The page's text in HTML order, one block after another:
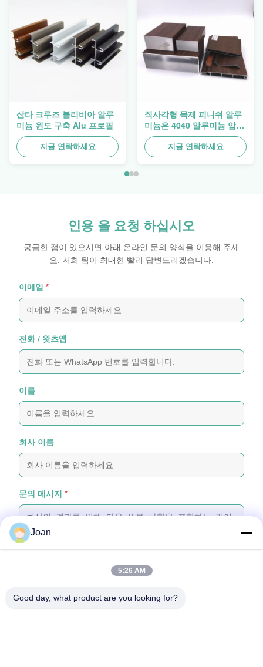
산타 크루즈 볼리비아 알루
미늄 윈도 구축 Alu 프로필
지금 연락하세요
직사각형 목제 피니쉬 알루
미늄은 4040 알루미늄 압출
프로파일을 돋보이게 합니
다
지금 연락하세요
인용 을 요청 하십시오
궁금한 점이 있으시면 아래 온라인 문의 양식을 이용해 주세
요. 저희 팀이 최대한 빨리 답변드리겠습니다.
이메일 *
전화 / 왓츠앱
이름
회사 이름
문의 메시지 *
파일 첨부
Joan
5:26 AM
Good day, what product are you looking for?